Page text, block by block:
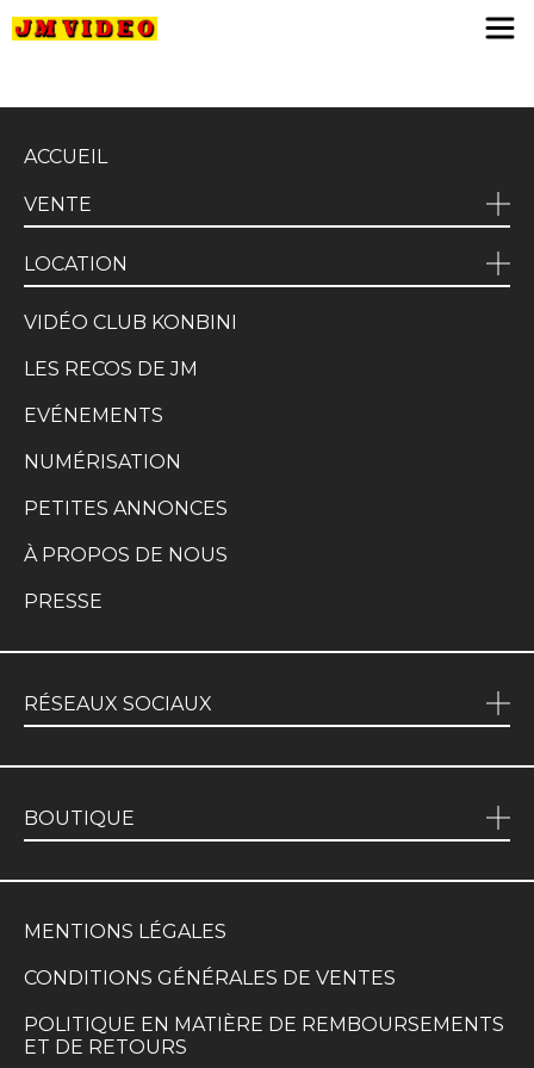
ACCUEIL
VENTE
LOCATION
VIDÉO CLUB KONBINI
LES RECOS DE JM
EVÉNEMENTS
NUMÉRISATION
PETITES ANNONCES
À PROPOS DE NOUS
PRESSE
RÉSEAUX SOCIAUX
BOUTIQUE
MENTIONS LÉGALES
CONDITIONS GÉNÉRALES DE VENTES
POLITIQUE EN MATIÈRE DE REMBOURSEMENTS
ET DE RETOURS